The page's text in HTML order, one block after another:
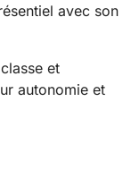
avec son
et
autonomie et